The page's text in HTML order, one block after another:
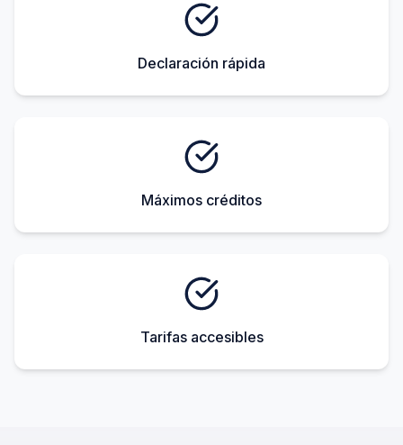
Declaración rápida
Máximos créditos
Tarifas accesibles